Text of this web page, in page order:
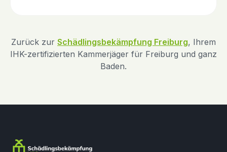
Zurück zur Schädlingsbekämpfung Freiburg, Ihrem
IHK-zertifizierten Kammerjäger für Freiburg und ganz
Baden.